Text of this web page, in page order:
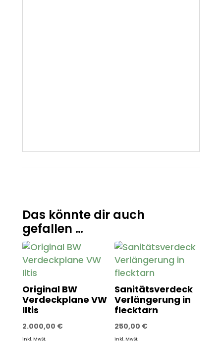
Das könnte dir auch
gefallen …
Original BW
Verdeckplane VW
Iltis
2.000,00 €
inkl. MwSt.
Sanitätsverdeck
Verlängerung in
flecktarn
250,00 €
inkl. MwSt.